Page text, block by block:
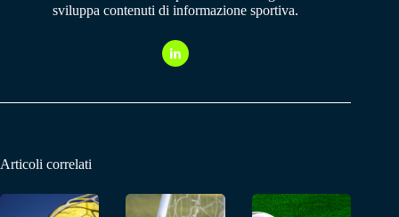
sviluppa contenuti di informazione sportiva.
Articoli correlati